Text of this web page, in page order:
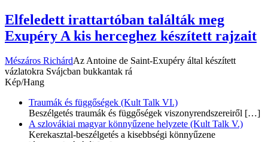
Elfeledett irattartóban találták meg
Exupéry A kis herceghez készített rajzait
Mészáros RichárdAz Antoine de Saint-Exupéry által készített
vázlatokra Svájcban bukkantak rá
Kép/Hang
Traumák és függőségek (Kult Talk VI.)
Beszélgetés traumák és függőségek viszonyrendszereiről […]
A szlovákiai magyar könnyűzene helyzete (Kult Talk V.)
Kerekasztal-beszélgetés a kisebbségi könnyűzene